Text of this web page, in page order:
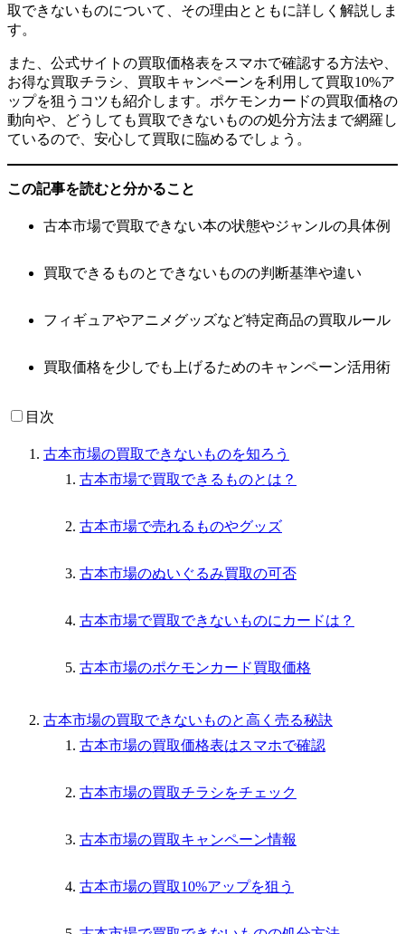
取できないものについて、その理由とともに詳しく解説しま
す。
また、公式サイトの買取価格表をスマホで確認する方法や、
お得な買取チラシ、買取キャンペーンを利用して買取10%ア
ップを狙うコツも紹介します。ポケモンカードの買取価格の
動向や、どうしても買取できないものの処分方法まで網羅し
ているので、安心して買取に臨めるでしょう。
この記事を読むと分かること
古本市場で買取できない本の状態やジャンルの具体例
買取できるものとできないものの判断基準や違い
フィギュアやアニメグッズなど特定商品の買取ルール
買取価格を少しでも上げるためのキャンペーン活用術
目次
古本市場の買取できないものを知ろう
古本市場で買取できるものとは？
古本市場で売れるものやグッズ
古本市場のぬいぐるみ買取の可否
古本市場で買取できないものにカードは？
古本市場のポケモンカード買取価格
古本市場の買取できないものと高く売る秘訣
古本市場の買取価格表はスマホで確認
古本市場の買取チラシをチェック
古本市場の買取キャンペーン情報
古本市場の買取10%アップを狙う